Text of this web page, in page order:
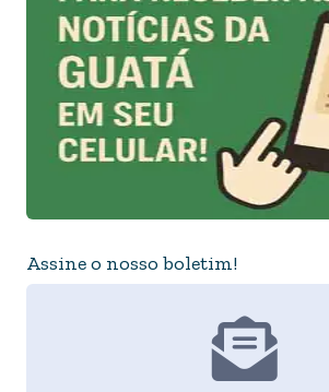
Assine o nosso boletim!